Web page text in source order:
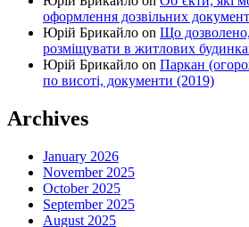
оформлення дозвільних
Юрій Брикайло on Що
розміщувати в житлових
Юрій Брикайло on Паркан
по висоті, документи (2019)
Archives
January 2026
November 2025
October 2025
September 2025
August 2025